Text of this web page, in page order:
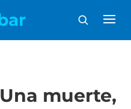
muerte,